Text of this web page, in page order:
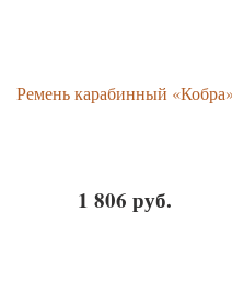
Ремень карабинный
1 806 руб.